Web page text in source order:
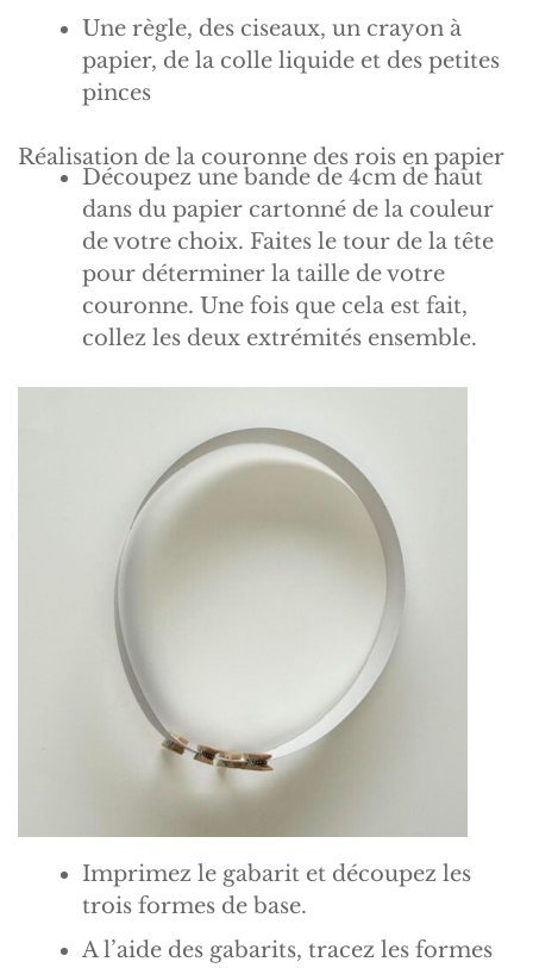
Une règle, des ciseaux, un crayon à
papier, de la colle liquide et des petites
pinces
Réalisation de la couronne des rois en papier
Découpez une bande de 4cm de haut
dans du papier cartonné de la couleur
de votre choix. Faites le tour de la tête
pour déterminer la taille de votre
couronne. Une fois que cela est fait,
collez les deux extrémités ensemble.
Imprimez le gabarit et découpez les
trois formes de base.
A l’aide des gabarits, tracez les formes